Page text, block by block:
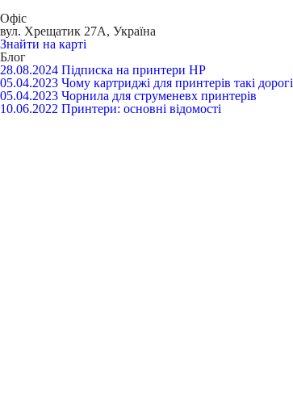
Офіс
вул. Хрещатик 27А, Україна
Знайти на карті
Блог
28.08.2024 Підписка на принтери HP
05.04.2023 Чому картриджі для принтерів такі дорогі
05.04.2023 Чорнила для струменевх принтерів
10.06.2022 Принтери: основні відомості